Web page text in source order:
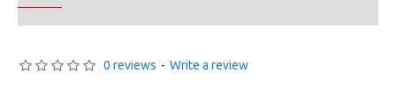
0 reviews - Write a review